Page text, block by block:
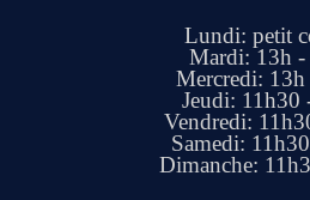
Lundi: petit
Mardi: 13h -
Mercredi:
Jeudi: 11h30
Vendredi:
Samedi:
Dimanche: